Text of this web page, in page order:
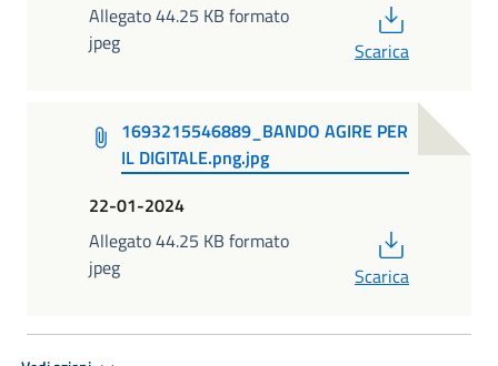
Allegato 44.25 KB formato
jpeg
Scarica
1693215546889_BANDO AGIRE PER
IL DIGITALE.png.jpg
22-01-2024
Allegato 44.25 KB formato
jpeg
Scarica